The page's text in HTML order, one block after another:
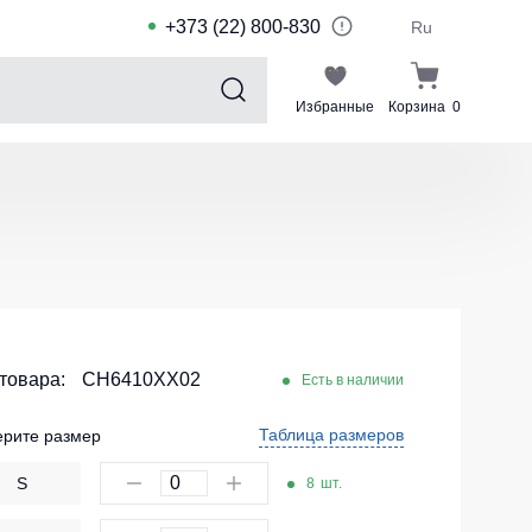
+373 (22) 800-830 Ru
Избранные Корзина 0
Шорты и леггинсы для спорта
Комплекты для команд
CH6410XX02 Есть в наличии
размер Таблица размеров
S 8 шт.